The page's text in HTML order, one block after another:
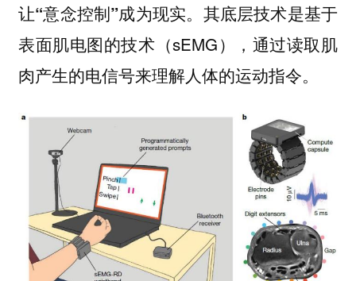
让“意念控制”成为现实。 其底层技术是基于
表面肌电图的技术（sEMG），通过读取肌
肉产生的电信号来理解人体的运动指令。